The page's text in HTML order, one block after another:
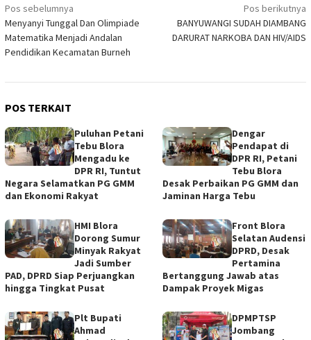
Navigasi
pos
Pos sebelumnya
Menyanyi Tunggal Dan Olimpiade
Matematika Menjadi Andalan
Pendidikan Kecamatan Burneh
Pos berikutnya
BANYUWANGI SUDAH DIAMBANG
DARURAT NARKOBA DAN HIV/AIDS
POS TERKAIT
Puluhan Petani
Tebu Blora
Mengadu ke
DPR RI, Tuntut
Negara Selamatkan PG GMM
dan Ekonomi Rakyat
Dengar
Pendapat di
DPR RI, Petani
Tebu Blora
Desak Perbaikan PG GMM dan
Jaminan Harga Tebu
HMI Blora
Dorong Sumur
Minyak Rakyat
Jadi Sumber
PAD, DPRD Siap Perjuangkan
hingga Tingkat Pusat
Front Blora
Selatan Audensi
DPRD, Desak
Pertamina
Bertanggung Jawab atas
Dampak Proyek Migas
Plt Bupati
Ahmad
DPMPTSP
Jombang